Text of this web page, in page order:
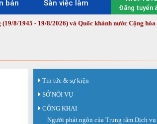
bản Sàn việc làm
Đăng tuyển
- 19/8/2026) và Quốc khánh nước Cộng hòa xã
Tin tức & sự kiện
SỞ NỘI VỤ
CÔNG KHAI
Người phát ngôn của Trung tâm Dịch